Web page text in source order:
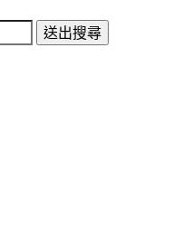
送出搜尋